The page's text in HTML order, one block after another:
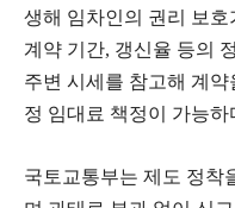
생해 임차인의 권리 보
계약 기간, 갱신율 등의
주변 시세를 참고해 계
정 임대료 책정이 가능하
국토교통부는 제도 정착